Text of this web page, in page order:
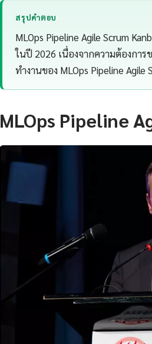
สรุปคำตอบ
MLOps Pipeline Agile Scrum
ในปี 2026 เนื่องจากความต้องกา
ทำงานของ MLOps Pipeline Agile
MLOps Pipeline